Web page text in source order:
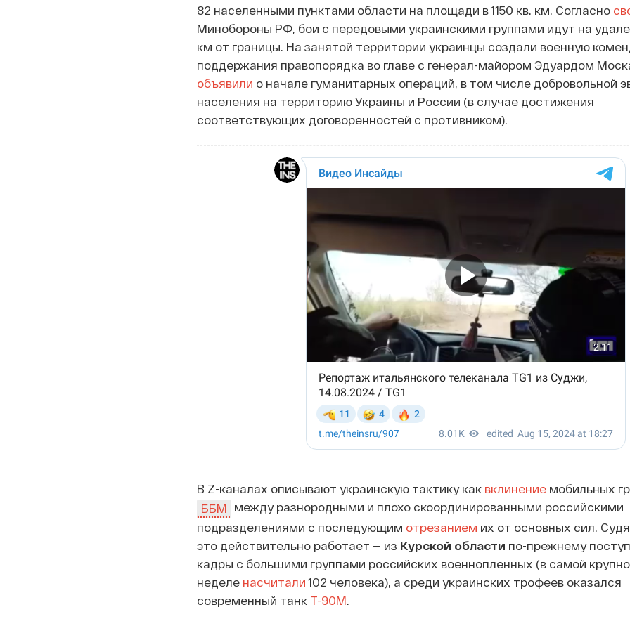
82 населенными пунктами области на площади в 1150 кв. км. Согласно
Минобороны РФ, бои с передовыми украинскими группами идут на
км от границы. На занятой территории украинцы создали военную
поддержания правопорядка во главе с генерал-майором Эдуардом
объявили о начале гуманитарных операций, в том числе добровольной
населения на территорию Украины и России (в случае достижения
соответствующих договоренностей с противником).
В Z-каналах описывают украинскую тактику как вклинениемобильных
ББМ между разнородными и плохо скоординированными российскими
подразделениями с последующим отрезанием их от основных сил.
это действительно работает — из Курской области по-прежнему
кадры с большими группами российских военнопленных (в самой
неделе насчитали 102 человека), а среди украинских трофеев оказался
современный танк Т-90М